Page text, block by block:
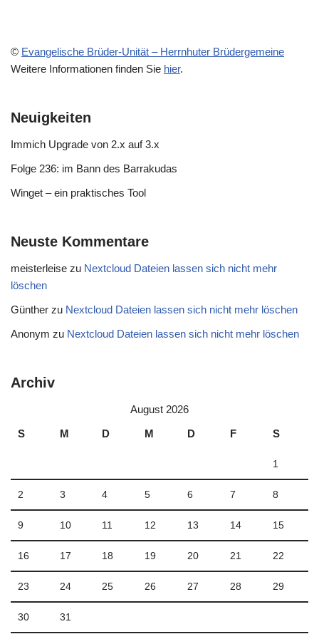
© Evangelische Brüder-Unität – Herrnhuter Brüdergemeine
Weitere Informationen finden Sie hier.
Neuigkeiten
Immich Upgrade von 2.x auf 3.x
Folge 236: im Bann des Barrakudas
Winget – ein praktisches Tool
Neuste Kommentare
meisterleise zu Nextcloud Dateien lassen sich nicht mehr
löschen
Günther zu Nextcloud Dateien lassen sich nicht mehr löschen
Anonym zu Nextcloud Dateien lassen sich nicht mehr löschen
Archiv
August 2026
S
M D M D F S
1
2 3 4 5 6 7 8
9 10 11 12 13 14 15
16 17 18 19 20 21 22
23 24 25 26 27 28 29
30 31